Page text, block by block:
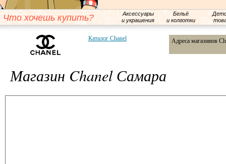
Что хочешь купить?
Аксессуары
и украшения
Бельё
и колготки
Каталог Chanel Адреса магазинов
Магазин Chanel Самара